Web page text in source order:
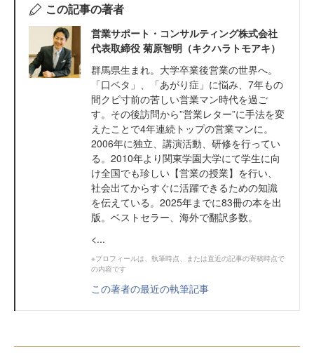
この記事の著者
営業サポート・コンサルティング株式会社
代表取締役 菊原智明（キクハラトモアキ）
群馬県生まれ。大学卒業後営業の世界へ。
「口ベタ」、「あがり症」に悩み、7年もの
間クビ寸前の苦しい営業マン時代を過ご
す。その後訪問から”営業レター”に手法を変
えたことで4年連続トップの営業マンに。
2006年に独立、講演活動、研修を行ってい
る。2010年より関東学園大学にて学生に向
け全国でも珍しい【営業の授業】を行い、
社会出てからすぐに活躍できるための知識
を伝えている。2025年までに83冊の本を出
版。ベストセラー、海外で翻訳多数。
<...
※プロフィールは、執筆時点、または直近の記事の寄稿時点で
の内容です
この著者の最近の執筆記事